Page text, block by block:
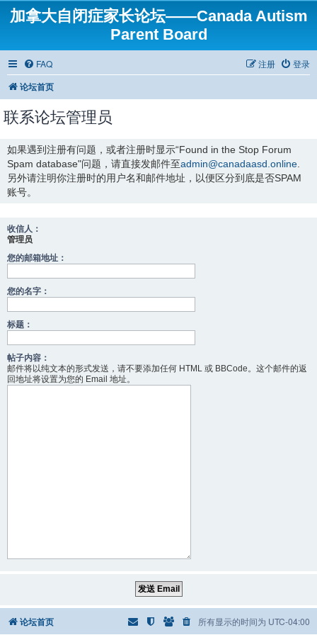
加拿大自闭症家长论坛——Canada Autism
Parent Board
FAQ 登录
注册
论坛首页
联系论坛管理员
如果遇到注册有问题，或者注册时显示“Found in the Stop Forum
Spam database"问题，请直接发邮件至admin@canadaasd.online
另外请注明你注册时的用户名和邮件地址，以便区分到底是否SPAM
账号。
收信人：
管理员
您的邮箱地址：
您的名字：
标题：
帖子内容：
邮件将以纯文本的形式发送，请不要添加任何 HTML 或 BBCode。这个邮件的返
回地址将设置为您的 Email 地址。
论坛首页 所有显示的时间为 UTC-04:00